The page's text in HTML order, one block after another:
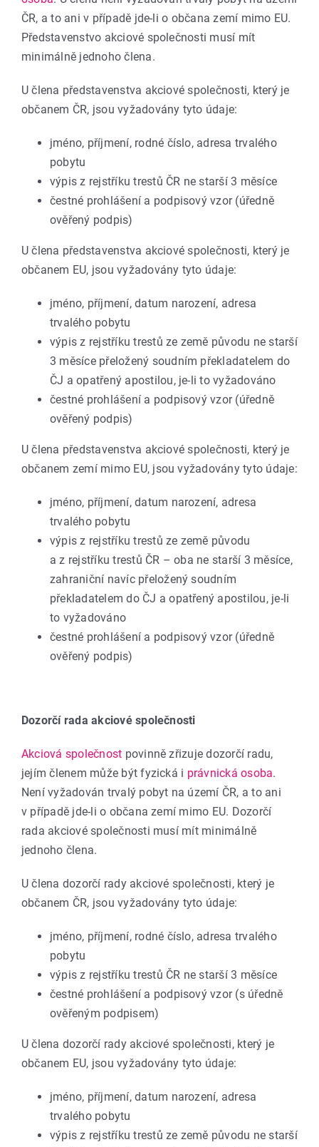
ČR, a to ani v případě jde-li o občana zemí mimo EU.
Představenstvo akciové společnosti musí mít
minimálně jednoho člena.
U člena představenstva akciové společnosti, který je
občanem ČR, jsou vyžadovány tyto údaje:
jméno, příjmení, rodné číslo, adresa trvalého
pobytu
výpis z rejstříku trestů ČR ne starší 3 měsíce
čestné prohlášení a podpisový vzor (úředně
ověřený podpis)
U člena představenstva akciové společnosti, který je
občanem EU, jsou vyžadovány tyto údaje:
jméno, příjmení, datum narození, adresa
trvalého pobytu
výpis z rejstříku trestů ze země původu ne starší
3 měsíce přeložený soudním překladatelem do
ČJ a opatřený apostilou, je-li to vyžadováno
čestné prohlášení a podpisový vzor (úředně
ověřený podpis)
U člena představenstva akciové společnosti, který je
občanem zemí mimo EU, jsou vyžadovány tyto údaje:
jméno, příjmení, datum narození, adresa
trvalého pobytu
výpis z rejstříku trestů ze země původu
a z rejstříku trestů ČR – oba ne starší 3 měsíce,
zahraniční navíc přeložený soudním
překladatelem do ČJ a opatřený apostilou, je-li
to vyžadováno
čestné prohlášení a podpisový vzor (úředně
ověřený podpis)
Dozorčí rada akciové společnosti
Akciová společnost povinně zřizuje dozorčí radu,
jejím členem může být fyzická i právnická osoba.
Není vyžadován trvalý pobyt na území ČR, a to ani
v případě jde-li o občana zemí mimo EU. Dozorčí
rada akciové společnosti musí mít minimálně
jednoho člena.
U člena dozorčí rady akciové společnosti, který je
občanem ČR, jsou vyžadovány tyto údaje:
jméno, příjmení, rodné číslo, adresa trvalého
pobytu
výpis z rejstříku trestů ČR ne starší 3 měsíce
čestné prohlášení a podpisový vzor (s úředně
ověřeným podpisem)
U člena dozorčí rady akciové společnosti, který je
občanem EU, jsou vyžadovány tyto údaje:
jméno, příjmení, datum narození, adresa
trvalého pobytu
výpis z rejstříku trestů ze země původu ne starší